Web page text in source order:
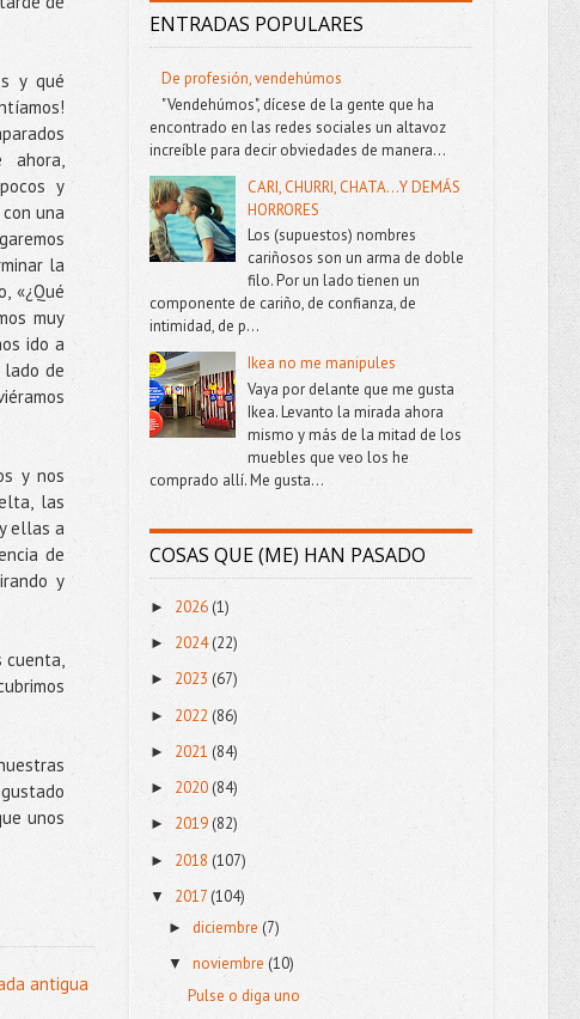
y qué
ahora,
y
una
la
«¿Qué
muy
ido a
de
y nos
las
ellas a
de
y
cuenta,
unos
antigua
ENTRADAS POPULARES
De profesión, vendehúmos
"Vendehúmos", dícese de la gente que ha
encontrado en las redes sociales un altavoz
increíble para decir obviedades de manera...
CARI, CHURRI, CHATA...Y DEMÁS
HORRORES
Los (supuestos) nombres
cariñosos son un arma de doble
filo. Por un lado tienen un
componente de cariño, de confianza, de
intimidad, de p...
Ikea no me manipules
Vaya por delante que me gusta
Ikea. Levanto la mirada ahora
mismo y más de la mitad de los
muebles que veo los he
comprado allí. Me gusta...
COSAS QUE (ME) HAN PASADO
► 2026 (1)
► 2024(22)
► 2023 (67)
► 2022 (86)
► 2021 (84)
► 2020(84)
► 2019(82)
► 2018 (107)
▼ 2017 (104)
►diciembre (7)
▼noviembre(10)
Pulse o diga uno